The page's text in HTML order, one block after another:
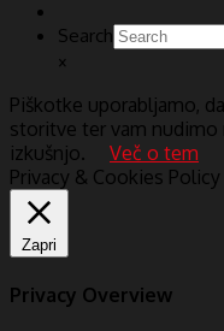
Search
×
Piškotke uporabljamo,
storitve ter vam
izkušnjo.
Več o tem
Privacy & Cookies Policy
Zapri
Privacy Overview